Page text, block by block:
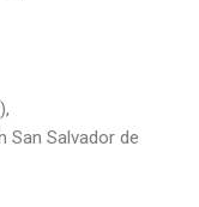
San Salvador de